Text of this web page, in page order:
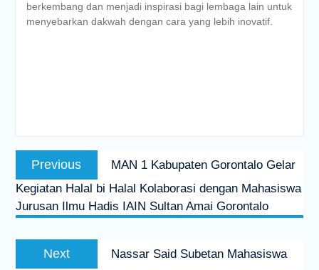
berkembang dan menjadi inspirasi bagi lembaga lain untuk
menyebarkan dakwah dengan cara yang lebih inovatif.
Previous
MAN 1 Kabupaten Gorontalo Gelar
Kegiatan Halal bi Halal Kolaborasi dengan Mahasiswa
Jurusan Ilmu Hadis IAIN Sultan Amai Gorontalo
Next
Nassar Said Subetan Mahasiswa